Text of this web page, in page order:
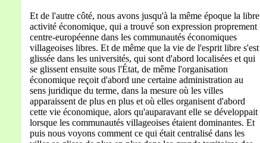
Et de l'autre côté, nous avons jusqu'à la même époque la libre
activité économique, qui a trouvé son expression proprement
centre-européenne dans les communautés économiques
villageoises libres. Et de même que la vie de l'esprit libre s'est
glissée dans les universités, qui sont d'abord localisées et qui
se glissent ensuite sous l'État, de même l'organisation
économique reçoit d'abord une certaine administration au
sens juridique du terme, dans la mesure où les villes
apparaissent de plus en plus et où elles organisent d'abord
cette vie économique, alors qu'auparavant elle se développait
lorsque les communautés villageoises étaient dominantes. Et
puis nous voyons comment ce qui était centralisé dans les